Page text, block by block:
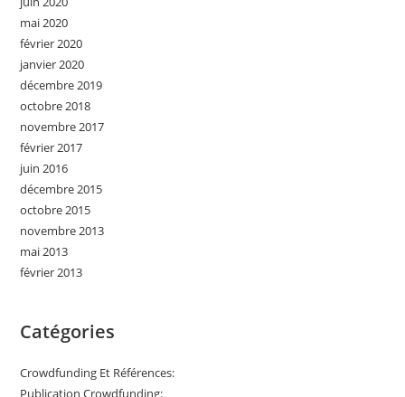
mai 2020
février 2020
janvier 2020
décembre 2019
octobre 2018
novembre 2017
février 2017
juin 2016
décembre 2015
octobre 2015
novembre 2013
mai 2013
février 2013
Catégories
Crowdfunding Et Références:
Publication Crowdfunding: